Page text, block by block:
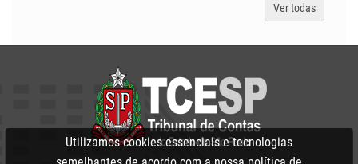
Ver todas
Utilizamos cookies essenciais e tecnologias